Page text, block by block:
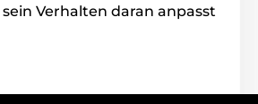
Verhalten daran anpasst